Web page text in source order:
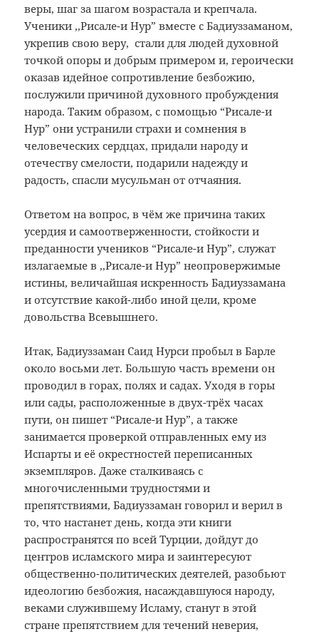
веры, шаг за шагом возрастала и крепчала.
Ученики ,,Рисале-и Нур” вместе с Бадиуззаманом,
укрепив свою веру, стали для людей духовной
точкой опоры и добрым примером и, героически
оказав идейное сопротивление безбожию,
послужили причиной духовного пробуждения
народа. Таким образом, с помощью “Рисале-и
Нур” они устранили страхи и сомнения в
человеческих сердцах, придали народу и
отечеству смелости, подарили надежду и
радость, спасли мусульман от отчаяния.
Ответом на вопрос, в чём же причина таких
усердия и самоотверженности, стойкости и
преданности учеников “Рисале-и Нур”, служат
излагаемые в ,,Рисале-и Нур” неопровержимые
истины, величайшая искренность Бадиуззамана
и отсутствие какой-либо иной цели, кроме
довольства Всевышнего.
Итак, Бадиуззаман Саид Нурси пробыл в Барле
около восьми лет. Большую часть времени он
проводил в горах, полях и садах. Уходя в горы
или сады, расположенные в двух-трёх часах
пути, он пишет “Рисале-и Нур”, а также
занимается проверкой отправленных ему из
Испарты и её окрестностей переписанных
экземпляров. Даже сталкиваясь с
многочисленными трудностями и
препятствиями, Бадиуззаман говорил и верил в
то, что настанет день, когда эти книги
распространятся по всей Турции, дойдут до
центров исламского мира и заинтересуют
общественно-политических деятелей, разобьют
идеологию безбожия, насаждавшуюся народу,
веками служившему Исламу, станут в этой
стране препятствием для течений неверия,